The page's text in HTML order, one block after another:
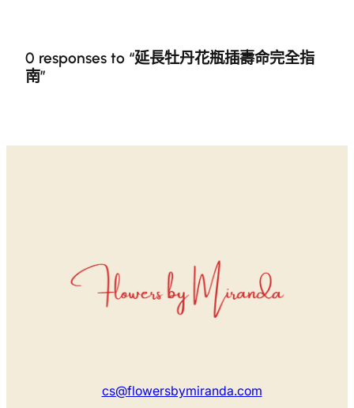
0 responses to “延長牡丹花瓶插壽命完全指
南”
cs@flowersbymiranda.com